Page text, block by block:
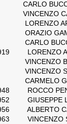
LORENZO
ROCCO
GIUSEPPE
ALBERTO
VINCENZO